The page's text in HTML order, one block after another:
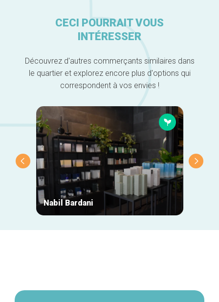
CECI POURRAIT VOUS
INTÉRESSER
Découvrez d'autres commerçants similaires dans
le quartier et explorez encore plus d'options qui
correspondent à vos envies !
Nabil Bardani